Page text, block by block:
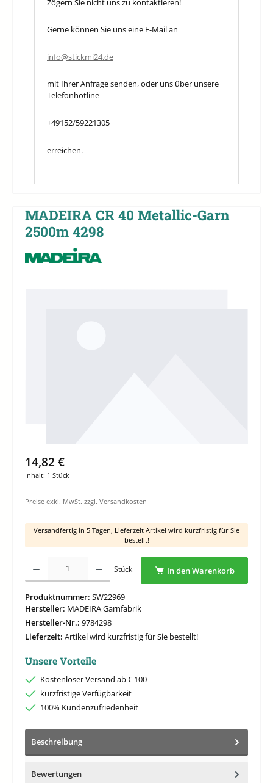
Gerne können Sie uns eine E-Mail an
info@stickmi24.de
mit Ihrer Anfrage senden, oder uns über unsere
Telefonhotline
+49152/59221305
erreichen.
MADEIRA CR 40 Metallic-Garn
2500m 4298
14,82 €
Inhalt: 1 Stück
Preise exkl. MwSt. zzgl. Versandkosten
Versandfertig in 5 Tagen, Lieferzeit Artikel wird kurzfristig für Sie
bestellt!
Produkt Anzahl: Gib den gewünschten Wert ein oder benutze die Schaltflächen um
Stück In den Warenkorb
Produktnummer: SW22969
Hersteller: MADEIRA Garnfabrik
Hersteller-Nr.: 9784298
Lieferzeit: Artikel wird kurzfristig für Sie bestellt!
Unsere Vorteile
Kostenloser Versand ab € 100
kurzfristige Verfügbarkeit
100% Kundenzufriedenheit
Beschreibung
Bewertungen